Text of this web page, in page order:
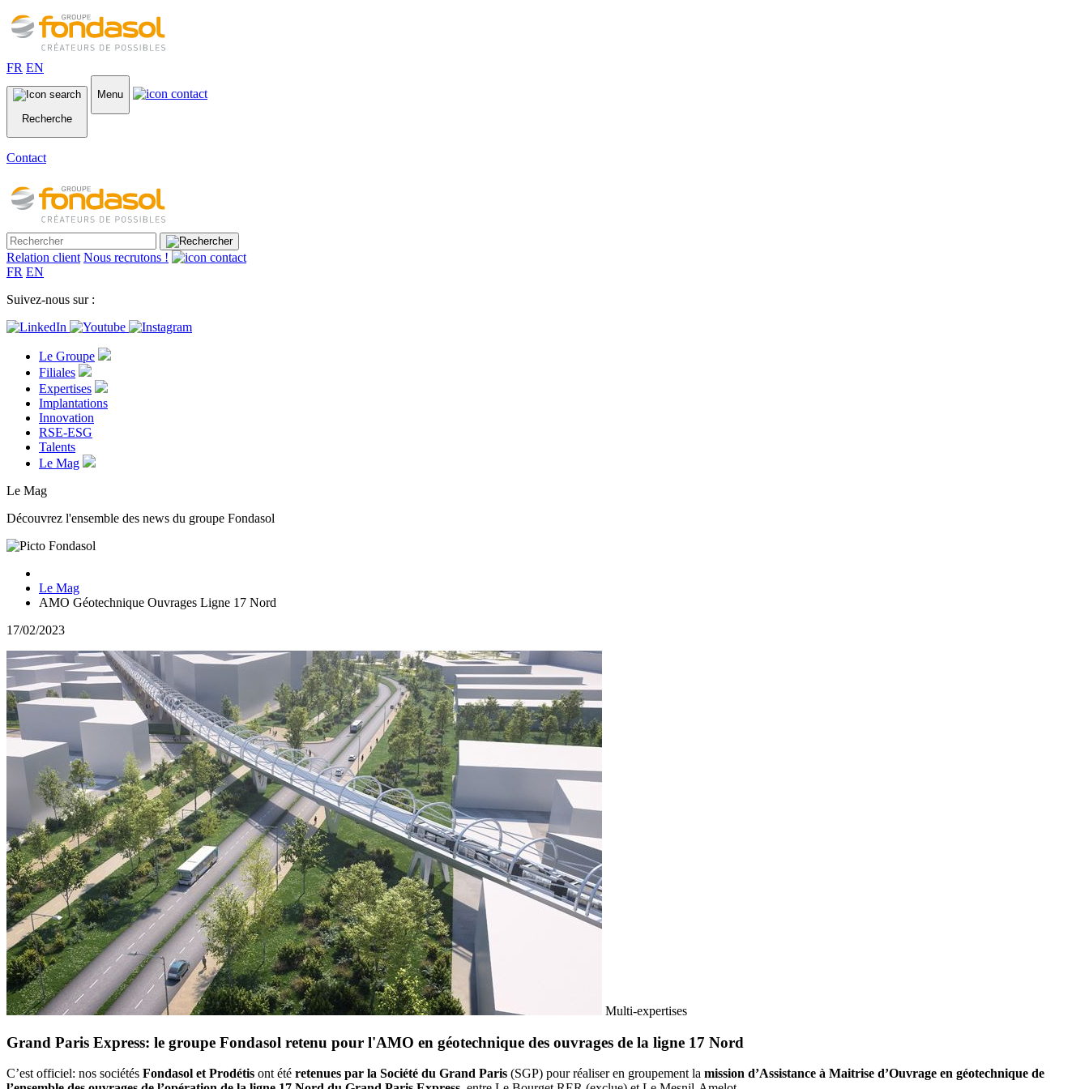
FR EN
Recherche
Menu
Contact
Relation client Nous recrutons !
FR EN
Suivez-nous sur :
Le Groupe
Filiales
Expertises
Implantations
Innovation
RSE-ESG
Talents
Le Mag
Le Mag
Découvrez l'ensemble des news du groupe Fondasol
Le Mag
AMO Géotechnique Ouvrages Ligne 17 Nord
17/02/2023
Multi-expertises
Grand Paris Express: le groupe Fondasol retenu pour l'AMO en géotechnique des ouvrages de la ligne 17 Nord
C’est officiel: nos sociétés Fondasol et Prodétis ont été retenues par la Société du Grand Paris (SGP) pour réaliser en groupement la mission d’Assistance à Maitrise d’Ouvrage en géotechnique de